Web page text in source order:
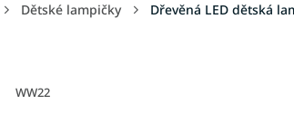
Dětské lampičky Dřevěná LED dětská
WW22